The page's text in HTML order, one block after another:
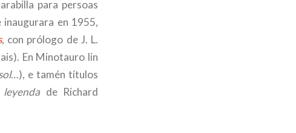
para persoas
inaugurara en 1955,
, con prólogo de J. L.
En Minotauro lin
…), e tamén títulos
leyenda de Richard